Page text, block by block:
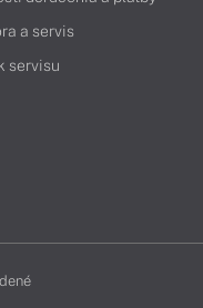
a servis
servisu